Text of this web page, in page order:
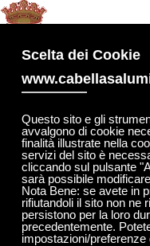
Scelta dei Cookie
Questo sito e gli
avvalgono di cookie
finalità illustrate nella
servizi del sito è
cliccando sul pulsante
sarà possibile
Nota Bene: se avete in
rifiutandoli il sito non ne
persistono per la loro
precedentemente.
impostazioni/